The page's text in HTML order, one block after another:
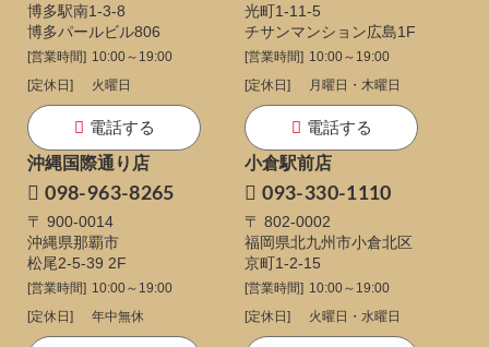
博多駅南1-3-8
博多パールビル806
[営業時間] 10:00～19:00
[定休日]
火曜日
電話する
光町1-11-5
チサンマンション広島1F
[営業時間] 10:00～19:00
[定休日]
月曜日・木曜日
電話する
沖縄国際通り店
098-963-8265
〒 900-0014
沖縄県那覇市
松尾2-5-39 2F
[営業時間] 10:00～19:00
[定休日]
年中無休
小倉駅前店
093-330-1110
〒 802-0002
福岡県北九州市小倉北区
京町1-2-15
[営業時間] 10:00～19:00
[定休日]
火曜日・水曜日